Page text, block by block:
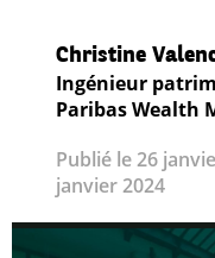
Christine
Ingénieur
Paribas Wealth
Publié le 26
janvier 2024